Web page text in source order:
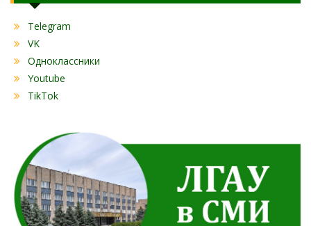
Telegram
VK
Одноклассники
Youtube
TikTok